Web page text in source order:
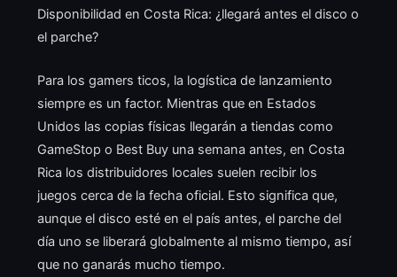
Disponibilidad en Costa Rica: ¿llegará antes el disco o
el parche?
Para los gamers ticos, la logística de lanzamiento
siempre es un factor. Mientras que en Estados
Unidos las copias físicas llegarán a tiendas como
GameStop o Best Buy una semana antes, en Costa
Rica los distribuidores locales suelen recibir los
juegos cerca de la fecha oficial. Esto significa que,
aunque el disco esté en el país antes, el parche del
día uno se liberará globalmente al mismo tiempo, así
que no ganarás mucho tiempo.